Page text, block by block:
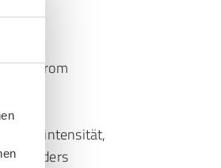
Syndrom
besonders